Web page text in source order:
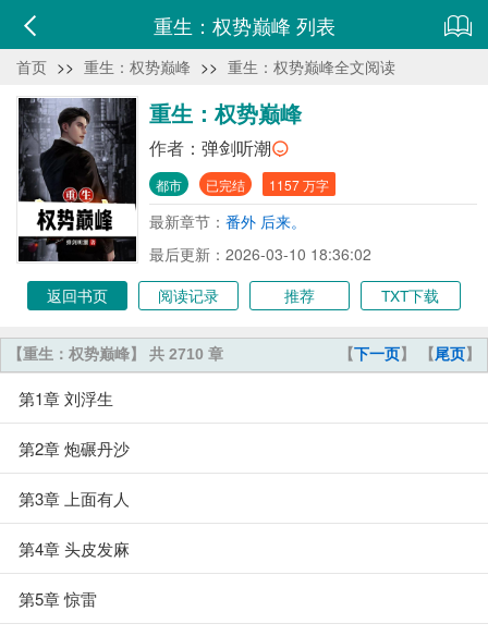
重生：权势巅峰 列表
首页 >> 重生：权势巅峰 >> 重生：权势巅峰全文阅读
重生：权势巅峰
作者： 弹剑听潮
都市 已完结 1157 万字
最新章节： 番外 后来。
最后更新：2026-03-10 18:36:02
返回书页
阅读记录 推荐 TXT下载
【下一页】 【尾页】
【重生：权势巅峰】 共 2710 章
第1章 刘浮生
第2章 炮碾丹沙
第3章 上面有人
第4章 头皮发麻
第5章 惊雷